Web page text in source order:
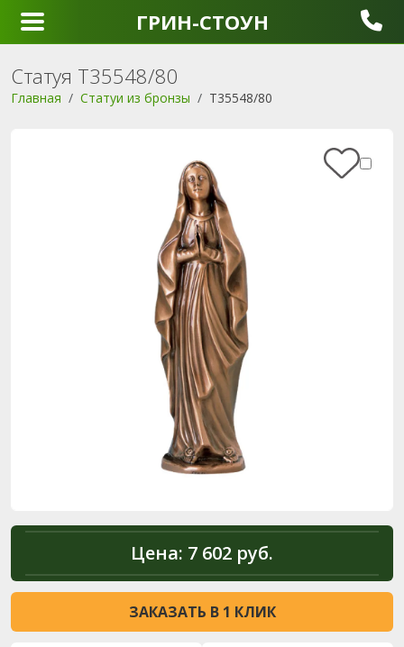
ГРИН-СТОУН
Статуя T35548/80
Главная Статуи из бронзы T35548/80
Цена: 7 602 руб.
ЗАКАЗАТЬ В 1 КЛИК